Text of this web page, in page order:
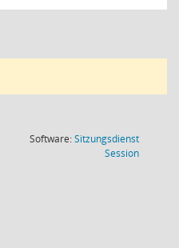
Software:Sitzungsdienst
Session(Wird in